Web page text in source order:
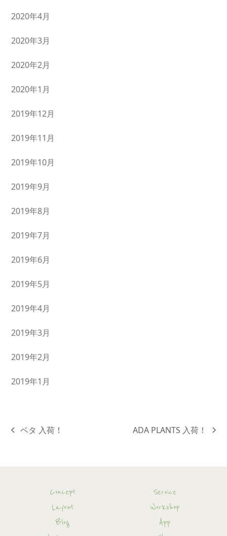
2020年4月
2020年3月
2020年2月
2020年1月
2019年12月
2019年11月
2019年10月
2019年9月
2019年8月
2019年7月
2019年6月
2019年5月
2019年4月
2019年3月
2019年2月
2019年1月
previous
ベタ 入荷！
next
ADA PLANTS 入荷！
Concept
Service
Layout
Workshop
Blog
App